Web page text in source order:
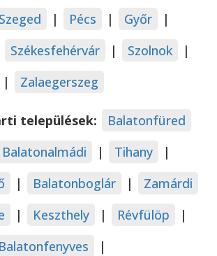
Szeged | Pécs | Győr
|
Székesfehérvár | Szolnok
|
| Zalaegerszeg
települések:
Balatonfüred
Balatonalmádi | Tihany
|
| Balatonboglár |
Zamárdi
| Keszthely | Révfülöp
|
Balatonfenyves
|